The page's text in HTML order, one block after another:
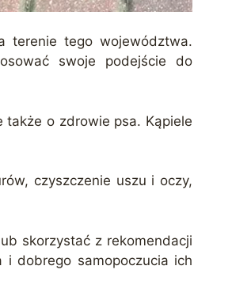
terenie tego województwa.
swoje podejście do
o zdrowie psa. Kąpiele
czyszczenie uszu i oczy,
skorzystać z rekomendacji
i dobrego samopoczucia ich